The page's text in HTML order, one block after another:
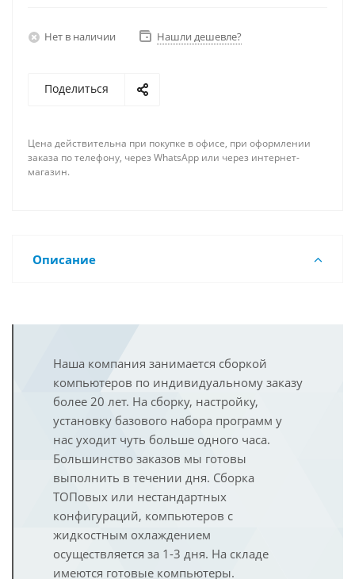
Нет в наличии Нашли дешевле?
Поделиться
Цена действительна при покупке в офисе, при оформлении
заказа по телефону, через WhatsApp или через интернет-
магазин.
Описание
Наша компания занимается сборкой
компьютеров по индивидуальному заказу
более 20 лет. На сборку, настройку,
установку базового набора программ у
нас уходит чуть больше одного часа.
Большинство заказов мы готовы
выполнить в течении дня. Сборка
ТОПовых или нестандартных
конфигураций, компьютеров с
жидкостным охлаждением
осуществляется за 1-3 дня. На складе
имеются готовые компьютеры.